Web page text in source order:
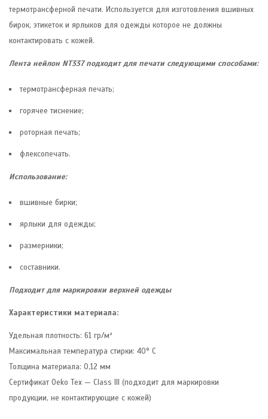
термотрансферной печати. Используется для изготовления вшивных
бирок, этикеток и ярлыков для одежды которое не должны
контактировать с кожей.
Лента нейлон NT337 подходит для печати следующими способами:
термотрансферная печать;
горячее тиснение;
роторная печать;
флексопечать.
Использование:
вшивные бирки;
ярлыки для одежды;
размерники;
составники.
Подходит для маркировки верхней одежды
Характеристики материала:
Удельная плотность: 61 гр/м²
Максимальная температура стирки: 40° C
Толщина материала: 0,12 мм
Сертификат Oeko Tex — Class III (подходит для маркировки
продукции, не контактирующие с кожей)